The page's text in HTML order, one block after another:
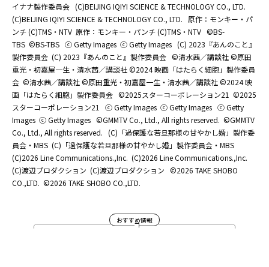
イナナ製作委員会 (C)BEIJING IQIYI SCIENCE & TECHNOLOGY CO., LTD.
(C)BEIJING IQIYI SCIENCE & TECHNOLOGY CO., LTD.
原作：モンキー・パ
ンチ (C)TMS・NTV 原作：モンキー・パンチ (C)TMS・NTV ©BS-
TBS ©BS-TBS ⓒ Getty Images ⓒ Getty Images (C) 2023『あんのこと』
製作委員会 (C) 2023『あんのこと』製作委員会 ©清水茜／講談社 ©原田
重光・初嘉屋一生・清水茜／講談社 ©2024 映画「はたらく細胞」製作委員
会 ©清水茜／講談社 ©原田重光・初嘉屋一生・清水茜／講談社 ©2024 映
画「はたらく細胞」製作委員会 ©2025スターコーポレーション21 ©2025
スターコーポレーション21
ⓒ Getty Images ⓒ Getty Images ⓒ Getty
Images ⓒ Getty Images ©GMMTV Co., Ltd., All rights reserved. ©GMMTV
Co., Ltd., All rights reserved. (C)「過保護な若旦那様の甘やかし婚」製作委
員会・MBS (C)「過保護な若旦那様の甘やかし婚」製作委員会・MBS
(C)2026 Line Communications.,Inc. (C)2026 Line Communications.,Inc.
(C)渡辺プロダクション (C)渡辺プロダクション ©2026 TAKE SHOBO
CO.,LTD. ©2026 TAKE SHOBO CO.,LTD.
おすすめ情報